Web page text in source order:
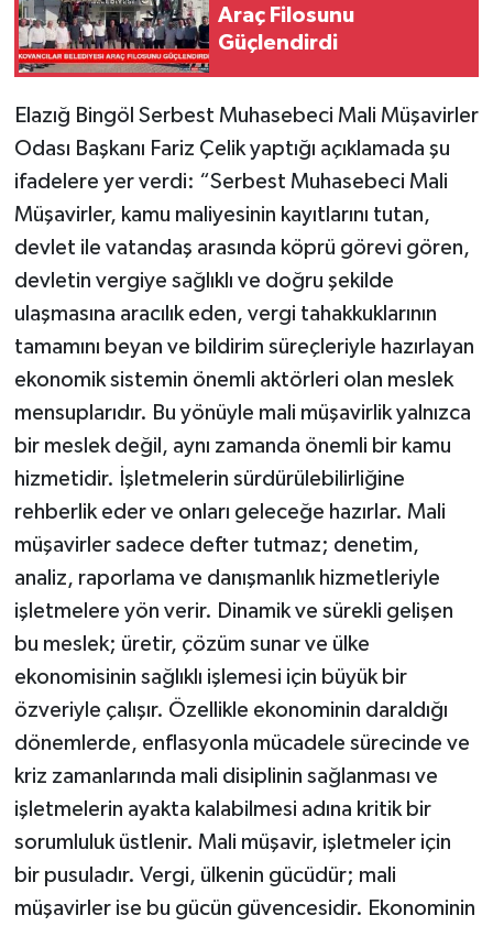
Araç Filosunu
Güçlendirdi
Elazığ Bingöl Serbest Muhasebeci Mali Müşavirler
Odası Başkanı Fariz Çelik yaptığı açıklamada şu
ifadelere yer verdi: “Serbest Muhasebeci Mali
Müşavirler, kamu maliyesinin kayıtlarını tutan,
devlet ile vatandaş arasında köprü görevi gören,
devletin vergiye sağlıklı ve doğru şekilde
ulaşmasına aracılık eden, vergi tahakkuklarının
tamamını beyan ve bildirim süreçleriyle hazırlayan
ekonomik sistemin önemli aktörleri olan meslek
mensuplarıdır. Bu yönüyle mali müşavirlik yalnızca
bir meslek değil, aynı zamanda önemli bir kamu
hizmetidir. İşletmelerin sürdürülebilirliğine
rehberlik eder ve onları geleceğe hazırlar. Mali
müşavirler sadece defter tutmaz; denetim,
analiz, raporlama ve danışmanlık hizmetleriyle
işletmelere yön verir. Dinamik ve sürekli gelişen
bu meslek; üretir, çözüm sunar ve ülke
ekonomisinin sağlıklı işlemesi için büyük bir
özveriyle çalışır. Özellikle ekonominin daraldığı
dönemlerde, enflasyonla mücadele sürecinde ve
kriz zamanlarında mali disiplinin sağlanması ve
işletmelerin ayakta kalabilmesi adına kritik bir
sorumluluk üstlenir. Mali müşavir, işletmeler için
bir pusuladır. Vergi, ülkenin gücüdür; mali
müşavirler ise bu gücün güvencesidir. Ekonominin